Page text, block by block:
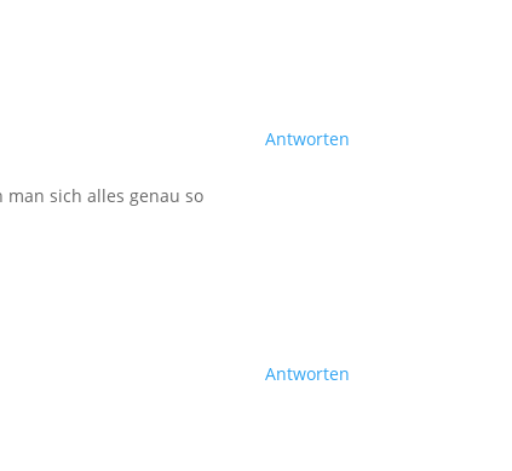
sich alles genau so
Antworten
Antworten